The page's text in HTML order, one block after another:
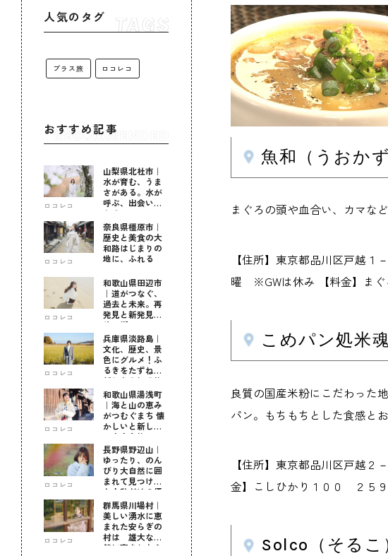
人気のタグ
プラス旅 ロコレコ
おすすめ記事
ロコレコ
山梨県北杜市｜
水が育む、うま
さがある。水が
呼ぶ、出会いが
ある。
ロコレコ
奈良県橿原市｜
歴史と美食の大
和路はじまりの
地に、ふれる
ロコレコ
和歌山県田辺市
｜道がつなぐ、
過去と未来。再
発見と新発見の
待つ街へ
ロコレコ
兵庫県淡路島｜
文化、歴史、景
色にグルメ！ふ
るきをたずねて
新しきを知る旅
ロコレコ
和歌山県湯浅町
｜海と山の恵み
がつむぐまち 懐
かしいと新しい
に出会う旅
ロコレコ
長野県野辺山｜
ゆったり、のん
びり大自然に囲
まれて見つけ
た！私だけの優
しい自分時間
ロコレコ
群馬県川場村｜
美しい湧水に恵
まれた安らぎの
村は 雄大な自
然に育まれた心
魚和（うおかず
まぐろの頭や血合い、カマな
【住所】東京都品川区戸越
曜 ※GWは休み 【料金】ま
こめパン処米
良質の国産米粉にこだわった
パン。もちもちとした食感と
【住所】東京都品川区戸越
金】こしひかり１００ ２５
Solco（そるこ